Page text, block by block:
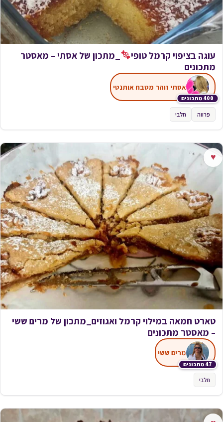
עוגה בציפוי קרמל טופי
_מתכון של אסתי – מאסטר
מתכונים
400 מתכונים
אסתי זוהר מטבח אותנטי
פרווה חלבי
♥
טארט חמאה במילוי קרמל ואגוזים_מתכון של מרים ששי
– מאסטר מתכונים
47 מתכונים
מרים ששי
חלבי